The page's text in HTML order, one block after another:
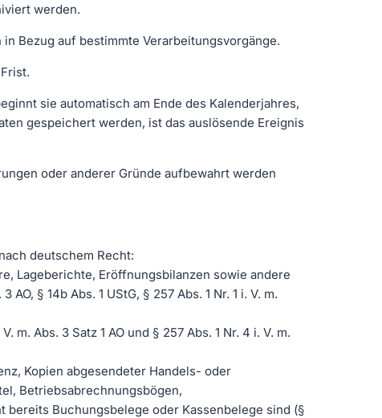
werden.
Bezug auf bestimmte Verarbeitungsvorgänge.
sie automatisch am Ende des Kalenderjahres,
gespeichert werden, ist das auslösende Ereignis
oder anderer Gründe aufbewahrt werden
deutschem Recht:
Lageberichte, Eröffnungsbilanzen sowie andere
§ 14b Abs. 1 UStG, § 257 Abs. 1 Nr. 1 i. V. m.
Abs. 3 Satz 1 AO und § 257 Abs. 1 Nr. 4 i. V. m.
Kopien abgesendeter Handels- oder
Betriebsabrechnungsbögen,
Buchungsbelege oder Kassenbelege sind (§